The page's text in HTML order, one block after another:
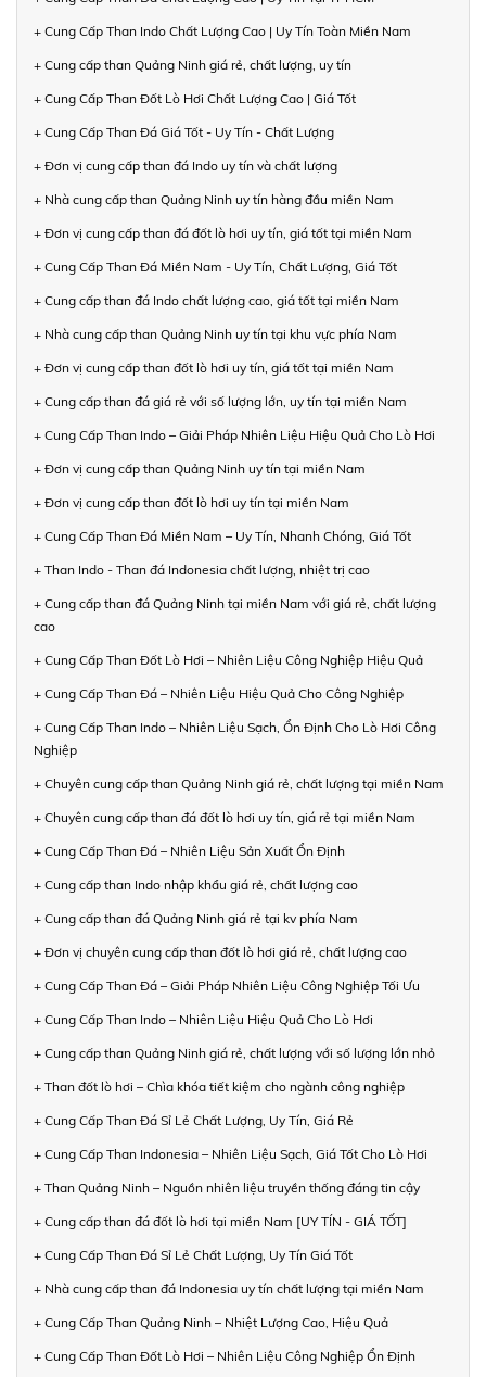
+ Cung Cấp Than Indo Chất Lượng Cao | Uy Tín Toàn Miền Nam
+ Cung cấp than Quảng Ninh giá rẻ, chất lượng, uy tín
+ Cung Cấp Than Đốt Lò Hơi Chất Lượng Cao | Giá Tốt
+ Cung Cấp Than Đá Giá Tốt - Uy Tín - Chất Lượng
+ Đơn vị cung cấp than đá Indo uy tín và chất lượng
+ Nhà cung cấp than Quảng Ninh uy tín hàng đầu miền Nam
+ Đơn vị cung cấp than đá đốt lò hơi uy tín, giá tốt tại miền Nam
+ Cung Cấp Than Đá Miền Nam - Uy Tín, Chất Lượng, Giá Tốt
+ Cung cấp than đá Indo chất lượng cao, giá tốt tại miền Nam
+ Nhà cung cấp than Quảng Ninh uy tín tại khu vực phía Nam
+ Đơn vị cung cấp than đốt lò hơi uy tín, giá tốt tại miền Nam
+ Cung cấp than đá giá rẻ với số lượng lớn, uy tín tại miền Nam
+ Cung Cấp Than Indo – Giải Pháp Nhiên Liệu Hiệu Quả Cho Lò Hơi
+ Đơn vị cung cấp than Quảng Ninh uy tín tại miền Nam
+ Đơn vị cung cấp than đốt lò hơi uy tín tại miền Nam
+ Cung Cấp Than Đá Miền Nam – Uy Tín, Nhanh Chóng, Giá Tốt
+ Than Indo - Than đá Indonesia chất lượng, nhiệt trị cao
+ Cung cấp than đá Quảng Ninh tại miền Nam với giá rẻ, chất lượng
cao
+ Cung Cấp Than Đốt Lò Hơi – Nhiên Liệu Công Nghiệp Hiệu Quả
+ Cung Cấp Than Đá – Nhiên Liệu Hiệu Quả Cho Công Nghiệp
+ Cung Cấp Than Indo – Nhiên Liệu Sạch, Ổn Định Cho Lò Hơi Công
Nghiệp
+ Chuyên cung cấp than Quảng Ninh giá rẻ, chất lượng tại miền Nam
+ Chuyên cung cấp than đá đốt lò hơi uy tín, giá rẻ tại miền Nam
+ Cung Cấp Than Đá – Nhiên Liệu Sản Xuất Ổn Định
+ Cung cấp than Indo nhập khẩu giá rẻ, chất lượng cao
+ Cung cấp than đá Quảng Ninh giá rẻ tại kv phía Nam
+ Đơn vị chuyên cung cấp than đốt lò hơi giá rẻ, chất lượng cao
+ Cung Cấp Than Đá – Giải Pháp Nhiên Liệu Công Nghiệp Tối Ưu
+ Cung Cấp Than Indo – Nhiên Liệu Hiệu Quả Cho Lò Hơi
+ Cung cấp than Quảng Ninh giá rẻ, chất lượng với số lượng lớn nhỏ
+ Than đốt lò hơi – Chìa khóa tiết kiệm cho ngành công nghiệp
+ Cung Cấp Than Đá Sỉ Lẻ Chất Lượng, Uy Tín, Giá Rẻ
+ Cung Cấp Than Indonesia – Nhiên Liệu Sạch, Giá Tốt Cho Lò Hơi
+ Than Quảng Ninh – Nguồn nhiên liệu truyền thống đáng tin cậy
+ Cung cấp than đá đốt lò hơi tại miền Nam [UY TÍN - GIÁ TỐT]
+ Cung Cấp Than Đá Sỉ Lẻ Chất Lượng, Uy Tín Giá Tốt
+ Nhà cung cấp than đá Indonesia uy tín chất lượng tại miền Nam
+ Cung Cấp Than Quảng Ninh – Nhiệt Lượng Cao, Hiệu Quả
+ Cung Cấp Than Đốt Lò Hơi – Nhiên Liệu Công Nghiệp Ổn Định